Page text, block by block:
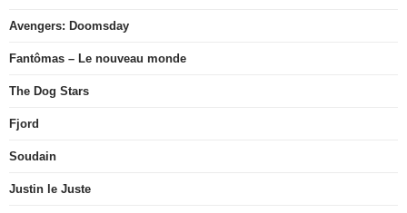
Avengers: Doomsday
Fantômas – Le nouveau monde
The Dog Stars
Fjord
Soudain
Justin le Juste